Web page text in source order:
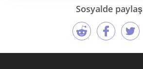
Sosyalde paylaş